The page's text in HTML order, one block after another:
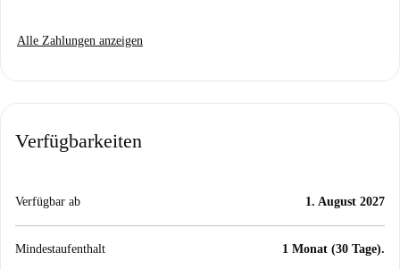
Alle Zahlungen anzeigen
Verfügbarkeiten
Verfügbar ab 1. August 2027
Mindestaufenthalt 1 Monat (30 Tage).